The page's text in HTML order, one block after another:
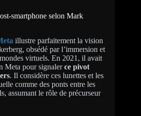
smartphone selon Mark
illustre parfaitement la vision
obsédé par l’immersion et
virtuels. En 2021, il avait
Meta pour signalerce pivot
. Il considère ces lunettes et les
comme des ponts entre les
assumant le rôle de précurseur